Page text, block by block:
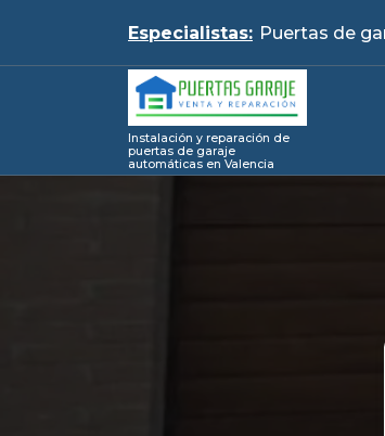
content
Especialistas: Pue
Instalación y reparación de
puertas de garaje
automáticas en Valencia